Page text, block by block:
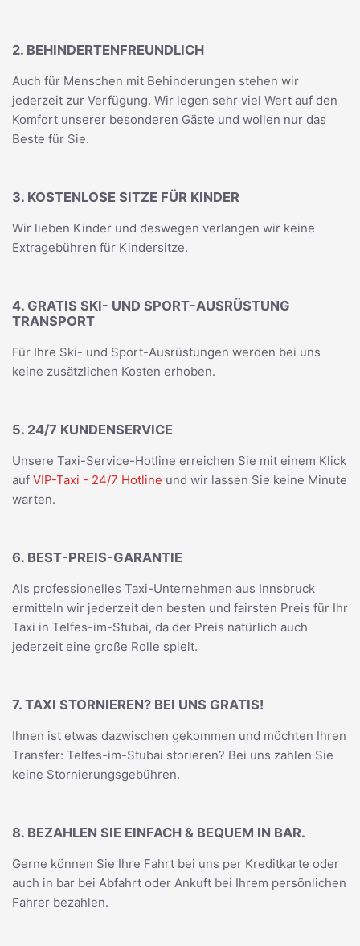
2. BEHINDERTENFREUNDLICH
Auch für Menschen mit Behinderungen stehen wir
jederzeit zur Verfügung. Wir legen sehr viel Wert auf den
Komfort unserer besonderen Gäste und wollen nur das
Beste für Sie.
3. KOSTENLOSE SITZE FÜR KINDER
Wir lieben Kinder und deswegen verlangen wir keine
Extragebühren für Kindersitze.
4. GRATIS SKI- UND SPORT-AUSRÜSTUNG
TRANSPORT
Für Ihre Ski- und Sport-Ausrüstungen werden bei uns
keine zusätzlichen Kosten erhoben.
5. 24/7 KUNDENSERVICE
Unsere Taxi-Service-Hotline erreichen Sie mit einem Klick
auf VIP-Taxi - 24/7 Hotline und wir lassen Sie keine Minute
warten.
6. BEST-PREIS-GARANTIE
Als professionelles Taxi-Unternehmen aus Innsbruck
ermitteln wir jederzeit den besten und fairsten Preis für Ihr
Taxi in Telfes-im-Stubai, da der Preis natürlich auch
jederzeit eine große Rolle spielt.
7. TAXI STORNIEREN? BEI UNS GRATIS!
Ihnen ist etwas dazwischen gekommen und möchten Ihren
Transfer: Telfes-im-Stubai storieren? Bei uns zahlen Sie
keine Stornierungsgebühren.
8. BEZAHLEN SIE EINFACH & BEQUEM IN BAR.
Gerne können Sie Ihre Fahrt bei uns per Kreditkarte oder
auch in bar bei Abfahrt oder Ankuft bei Ihrem persönlichen
Fahrer bezahlen.